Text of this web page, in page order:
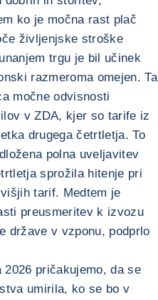
ko je močna rast plač
življenjske stroške
trgu je bil učinek
razmeroma omejen. Ta
močne odvisnosti
v ZDA, kjer so tarife iz
drugega četrtletja. To
polna uveljavitev
sprožila hitenje pri
tarif. Medtem je
preusmeritev k izvozu
države v vzponu, podprlo
pričakujemo, da se
umirila, ko se bo v